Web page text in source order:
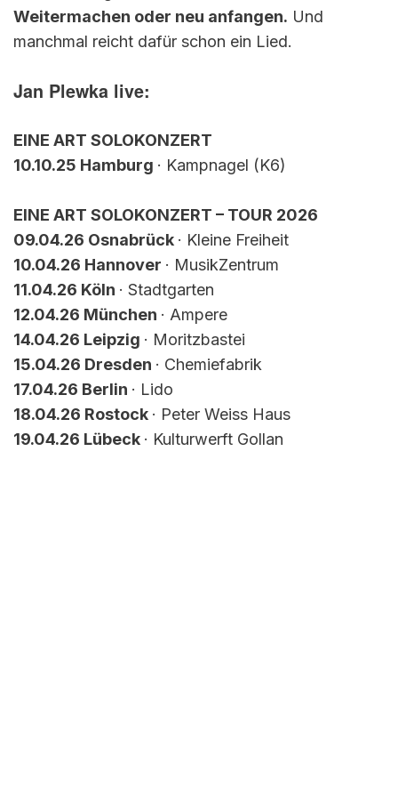
Weitermachen oder neu anfangen. Und
manchmal reicht dafür schon ein Lied.
Jan Plewka live:
EINE ART SOLOKONZERT
10.10.25 Hamburg · Kampnagel (K6)
EINE ART SOLOKONZERT – TOUR 2026
09.04.26 Osnabrück · Kleine Freiheit
10.04.26 Hannover · MusikZentrum
11.04.26 Köln · Stadtgarten
12.04.26 München · Ampere
14.04.26 Leipzig · Moritzbastei
15.04.26 Dresden · Chemiefabrik
17.04.26 Berlin · Lido
18.04.26 Rostock · Peter Weiss Haus
19.04.26 Lübeck · Kulturwerft Gollan